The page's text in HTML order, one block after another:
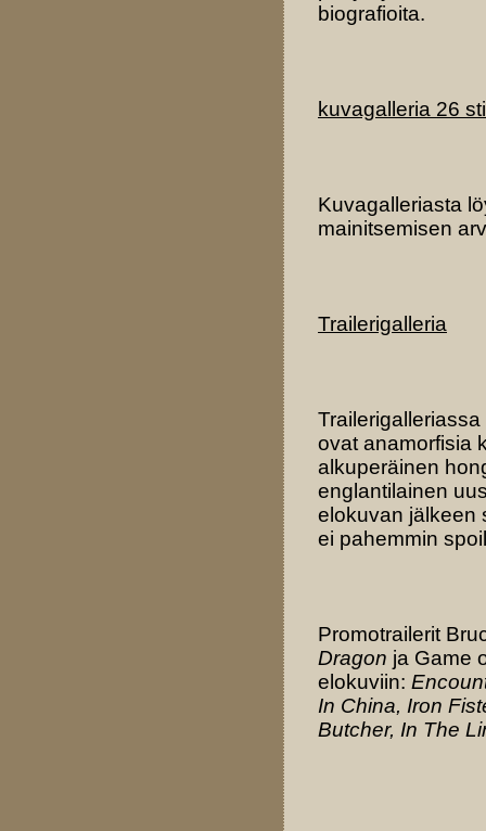
biografioita.
kuvagalleria 26
Kuvagalleriasta
mainitsemisen
Trailerigalleria
ovat anamorfisia
alkuperäinen
englantilainen
elokuvan jälkeen
ei pahemmin
Promotrailerit
Dragon ja Game
elokuviin:
In China, Iron
Butcher, In The